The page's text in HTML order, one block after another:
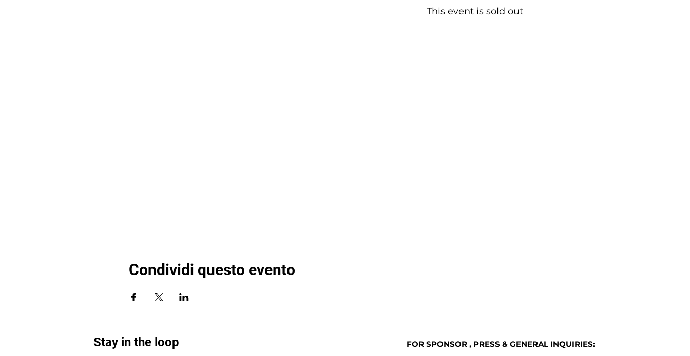
This event is sold out
Condividi questo evento
Stay in the loop FOR SPONSOR , PRESS & GENERAL INQUIRIES: